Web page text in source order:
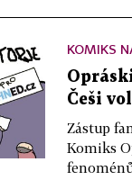
KOMIKS
Češi
Zástup
Komiks